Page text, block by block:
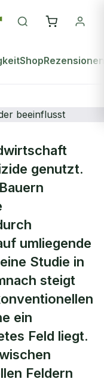
ShopRezensionen
genutzt.
umliegende
Studie in
steigt
ein
Feld liegt.
Feldern